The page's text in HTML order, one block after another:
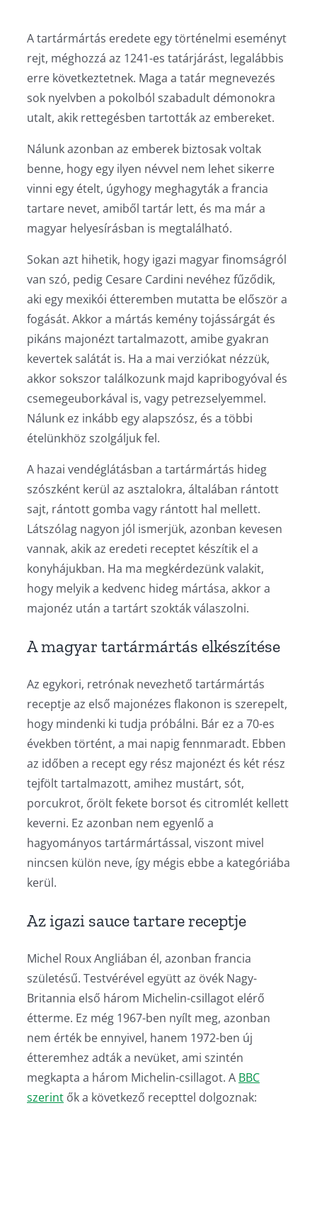
A tartármártás eredete egy történelmi eseményt
rejt, méghozzá az 1241-es tatárjárást, legalábbis
erre következtetnek. Maga a tatár megnevezés
sok nyelvben a pokolból szabadult démonokra
utalt, akik rettegésben tartották az embereket.
Nálunk azonban az emberek biztosak voltak
benne, hogy egy ilyen névvel nem lehet sikerre
vinni egy ételt, úgyhogy meghagyták a francia
tartare nevet, amiből tartár lett, és ma már a
magyar helyesírásban is megtalálható.
Sokan azt hihetik, hogy igazi magyar finomságról
van szó, pedig Cesare Cardini nevéhez fűződik,
aki egy mexikói étteremben mutatta be először a
fogását. Akkor a mártás kemény tojássárgát és
pikáns majonézt tartalmazott, amibe gyakran
kevertek salátát is. Ha a mai verziókat nézzük,
akkor sokszor találkozunk majd kapribogyóval és
csemegeuborkával is, vagy petrezselyemmel.
Nálunk ez inkább egy alapszósz, és a többi
ételünkhöz szolgáljuk fel.
A hazai vendéglátásban a tartármártás hideg
szószként kerül az asztalokra, általában rántott
sajt, rántott gomba vagy rántott hal mellett.
Látszólag nagyon jól ismerjük, azonban kevesen
vannak, akik az eredeti receptet készítik el a
konyhájukban. Ha ma megkérdezünk valakit,
hogy melyik a kedvenc hideg mártása, akkor a
majonéz után a tartárt szokták válaszolni.
A magyar tartármártás elkészítése
Az egykori, retrónak nevezhető tartármártás
receptje az első majonézes flakonon is szerepelt,
hogy mindenki ki tudja próbálni. Bár ez a 70-es
években történt, a mai napig fennmaradt. Ebben
az időben a recept egy rész majonézt és két rész
tejfölt tartalmazott, amihez mustárt, sót,
porcukrot, őrölt fekete borsot és citromlét kellett
keverni. Ez azonban nem egyenlő a
hagyományos tartármártással, viszont mivel
nincsen külön neve, így mégis ebbe a kategóriába
kerül.
Az igazi sauce tartare receptje
Michel Roux Angliában él, azonban francia
születésű. Testvérével együtt az övék Nagy-
Britannia első három Michelin-csillagot elérő
étterme. Ez még 1967-ben nyílt meg, azonban
nem érték be ennyivel, hanem 1972-ben új
étteremhez adták a nevüket, ami szintén
megkapta a három Michelin-csillagot. A BBC
szerint ők a következő recepttel dolgoznak: